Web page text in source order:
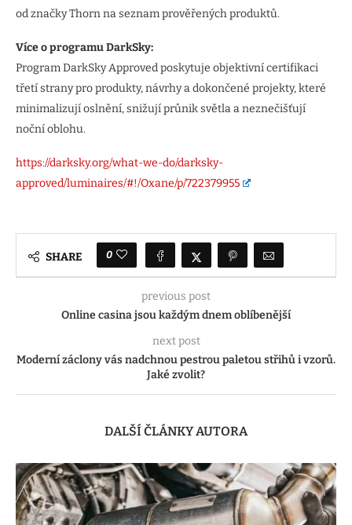
od značky Thorn na seznam prověřených produktů.
Více o programu DarkSky:
Program DarkSky Approved poskytuje objektivní certifikaci
třetí strany pro produkty, návrhy a dokončené projekty, které
minimalizují oslnění, snižují průnik světla a neznečišťují
noční oblohu.
https://darksky.org/what-we-do/darksky-
approved/luminaires/#!/Oxane/p/722379955
SHARE 0
previous post
Online casina jsou každým dnem oblíbenější
next post
Moderní záclony vás nadchnou pestrou paletou střihů i vzorů.
Jaké zvolit?
DALŠÍ ČLÁNKY AUTORA